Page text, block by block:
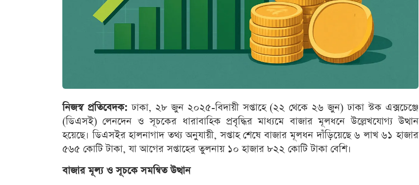
নিজস্ব প্রতিবেদক: ঢাকা, ২৮ জুন ২০২৫-বিদায়ী সপ্তাহে (২২ থেকে ২৬ জুন) ঢাকা স্টক এক্সচেঞ্জে
(ডিএসই) লেনদেন ও সূচকের ধারাবাহিক প্রবৃদ্ধির মাধ্যমে বাজার মূলধনে উল্লেখযোগ্য উত্থান
হয়েছে। ডিএসইর হালনাগাদ তথ্য অনুযায়ী, সপ্তাহ শেষে বাজার মূলধন দাঁড়িয়েছে ৬ লাখ ৬১ হাজার
৫৬৫ কোটি টাকা, যা আগের সপ্তাহের তুলনায় ১০ হাজার ৮২২ কোটি টাকা বেশি।
বাজার মূল্য ও সূচকে সমন্বিত উত্থান